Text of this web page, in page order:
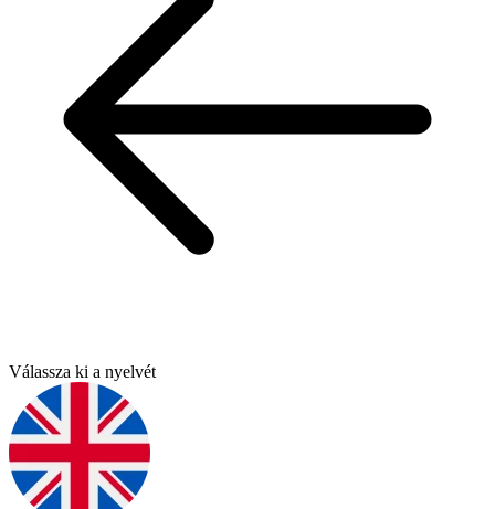
Válassza ki a nyelvét